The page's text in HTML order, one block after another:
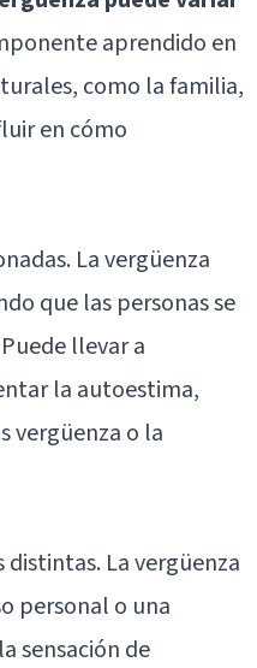
aprendido en
como la familia,
en cómo
La vergüenza
que las personas se
llevar a
la autoestima,
vergüenza o la
La vergüenza
personal o una
sensación de